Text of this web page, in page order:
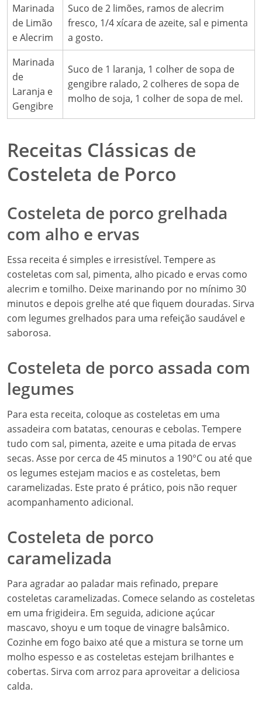
Marinada
de Limão
e Alecrim
Suco de 2 limões, ramos de alecrim
fresco, 1/4 xícara de azeite, sal e pimenta
a gosto.
Marinada
de
Laranja e
Gengibre
Suco de 1 laranja, 1 colher de sopa de
gengibre ralado, 2 colheres de sopa de
molho de soja, 1 colher de sopa de mel.
Receitas Clássicas de
Costeleta de Porco
Costeleta de porco grelhada
com alho e ervas
Essa receita é simples e irresistível. Tempere as
costeletas com sal, pimenta, alho picado e ervas como
alecrim e tomilho. Deixe marinando por no mínimo 30
minutos e depois grelhe até que fiquem douradas. Sirva
com legumes grelhados para uma refeição saudável e
saborosa.
Costeleta de porco assada com
legumes
Para esta receita, coloque as costeletas em uma
assadeira com batatas, cenouras e cebolas. Tempere
tudo com sal, pimenta, azeite e uma pitada de ervas
secas. Asse por cerca de 45 minutos a 190°C ou até que
os legumes estejam macios e as costeletas, bem
caramelizadas. Este prato é prático, pois não requer
acompanhamento adicional.
Costeleta de porco
caramelizada
Para agradar ao paladar mais refinado, prepare
costeletas caramelizadas. Comece selando as costeletas
em uma frigideira. Em seguida, adicione açúcar
mascavo, shoyu e um toque de vinagre balsâmico.
Cozinhe em fogo baixo até que a mistura se torne um
molho espesso e as costeletas estejam brilhantes e
cobertas. Sirva com arroz para aproveitar a deliciosa
calda.